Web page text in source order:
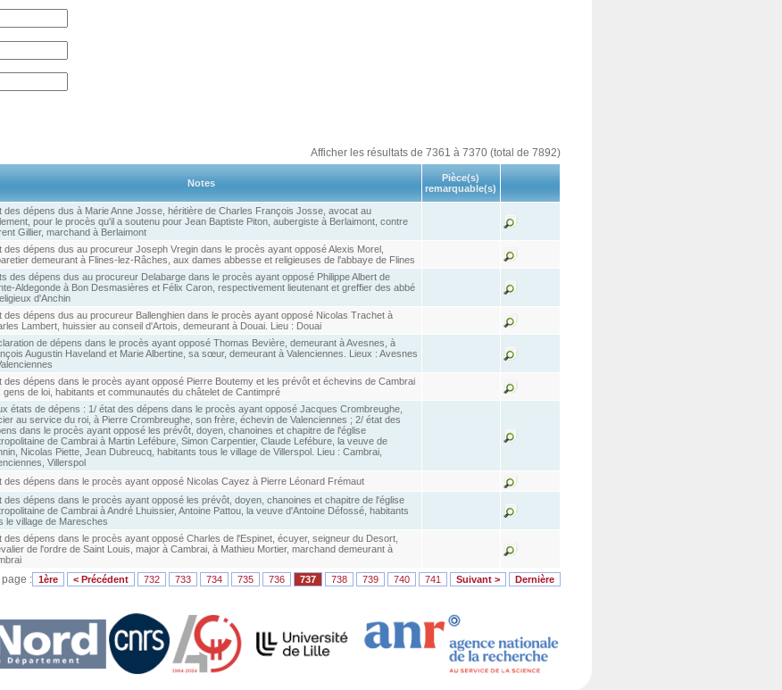
Afficher les résultats de 7361 à 7370 (total de 7892)
Notes
Pièce(s)
remarquable(s)
des dépens dus à Marie Anne Josse, héritière de Charles François Josse, avocat au
pour le procès qu'il a soutenu pour Jean Baptiste Piton, aubergiste à Berlaimont, contre
Gillier, marchand à Berlaimont
des dépens dus au procureur Joseph Vregin dans le procès ayant opposé Alexis Morel,
demeurant à Flines-lez-Râches, aux dames abbesse et religieuses de l'abbaye de Flines
des dépens dus au procureur Delabarge dans le procès ayant opposé Philippe Albert de
Aldegonde à Bon Desmasières et Félix Caron, respectivement lieutenant et greffier des abbé
d'Anchin
des dépens dus au procureur Ballenghien dans le procès ayant opposé Nicolas Trachet à
Lambert, huissier au conseil d'Artois, demeurant à Douai. Lieu : Douai
de dépens dans le procès ayant opposé Thomas Bevière, demeurant à Avesnes, à
Augustin Haveland et Marie Albertine, sa sœur, demeurant à Valenciennes. Lieux : Avesnes
des dépens dans le procès ayant opposé Pierre Boutemy et les prévôt et échevins de Cambrai
gens de loi, habitants et communautés du châtelet de Cantimpré
états de dépens : 1/ état des dépens dans le procès ayant opposé Jacques Crombreughe,
au service du roi, à Pierre Crombreughe, son frère, échevin de Valenciennes ; 2/ état des
dans le procès ayant opposé les prévôt, doyen, chanoines et chapitre de l'église
de Cambrai à Martin Lefébure, Simon Carpentier, Claude Lefébure, la veuve de
Nicolas Piette, Jean Dubreucq, habitants tous le village de Villerspol. Lieu : Cambrai,
Villerspol
des dépens dans le procès ayant opposé Nicolas Cayez à Pierre Léonard Frémaut
des dépens dans le procès ayant opposé les prévôt, doyen, chanoines et chapitre de l'église
de Cambrai à André Lhuissier, Antoine Pattou, la veuve d'Antoine Défossé, habitants
le village de Maresches
des dépens dans le procès ayant opposé Charles de l'Espinet, écuyer, seigneur du Desort,
de l'ordre de Saint Louis, major à Cambrai, à Mathieu Mortier, marchand demeurant à
: 1ère < Précédent 732 733 734 735 736 737 738 739 740 741 Suivant > Dernière